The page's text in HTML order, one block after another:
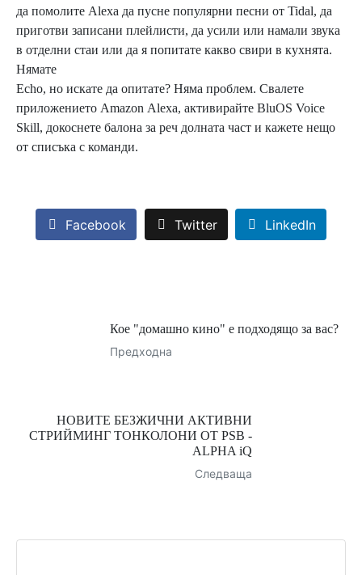
да помолите Alexa да пусне популярни песни от Tidal, да
приготви записани плейлисти, да усили или намали звука
в отделни стаи или да я попитате какво свири в кухнята.
Нямате
Echo, но искате да опитате? Няма проблем. Свалете
приложението Amazon Alexa, активирайте BluOS Voice
Skill, докоснете балона за реч долната част и кажете нещо
от списъка с команди.
Facebook Twitter LinkedIn
Кое "домашно кино" е подходящо за вас?
Предходна
НОВИТЕ БЕЗЖИЧНИ АКТИВНИ
СТРИЙМИНГ ТОНКОЛОНИ ОТ PSB -
ALPHA iQ
Следваща